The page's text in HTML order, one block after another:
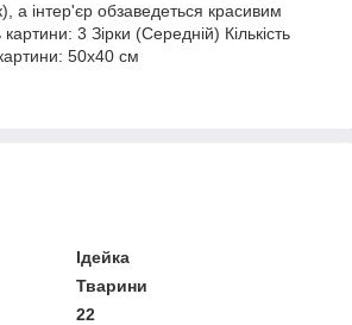
а інтер'єр обзаведеться красивим
3 Зірки (Середній) Кількість
50х40 см
Ідейка
Тварини
22